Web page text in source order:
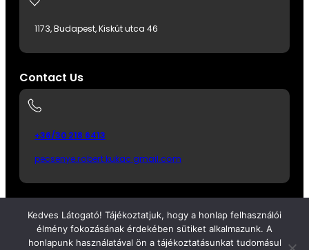
1173, Budapest, Kiskút utca 46
Contact Us
+36/30 218 6413
pecsenye.robert kukac gmail.com
Kedves Látogató! Tájékoztatjuk, hogy a honlap felhasználói
élmény fokozásának érdekében sütiket alkalmazunk. A
honlapunk használatával ön a tájékoztatásunkat tudomásul